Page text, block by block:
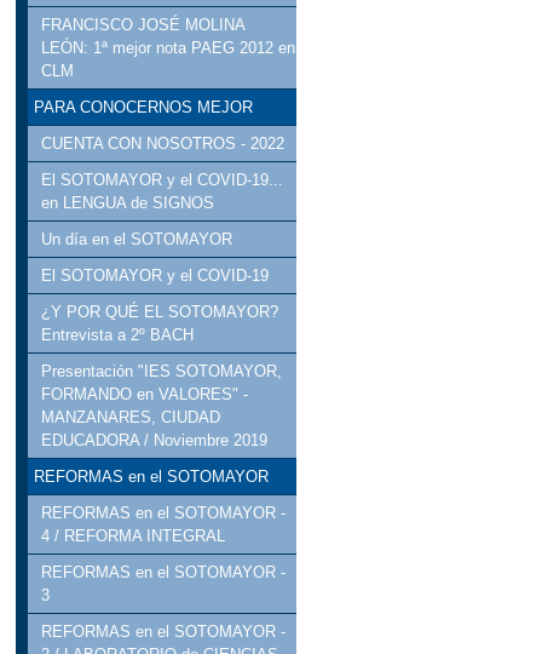
FRANCISCO JOSÉ MOLINA
LEÓN: 1ª mejor nota PAEG 2012 en
CLM
PARA CONOCERNOS MEJOR
CUENTA CON NOSOTROS - 2022
El SOTOMAYOR y el COVID-19...
en LENGUA de SIGNOS
Un día en el SOTOMAYOR
El SOTOMAYOR y el COVID-19
¿Y POR QUÉ EL SOTOMAYOR?
Entrevista a 2º BACH
Presentación "IES SOTOMAYOR,
FORMANDO en VALORES" -
MANZANARES, CIUDAD
EDUCADORA / Noviembre 2019
REFORMAS en el SOTOMAYOR
REFORMAS en el SOTOMAYOR -
4 / REFORMA INTEGRAL
REFORMAS en el SOTOMAYOR -
3
REFORMAS en el SOTOMAYOR -